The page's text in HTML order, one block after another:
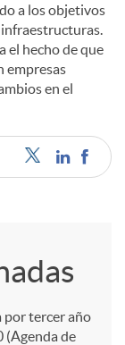
a los objetivos
infraestructuras.
el hecho de que
empresas
en el
por tercer año
(Agenda de